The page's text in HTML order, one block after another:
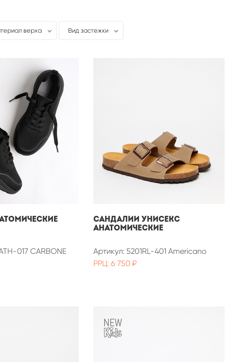
верха Вид застежки
017 CARBONE
Сандалии унисекс
анатомические
Артикул: 5201RL-401 Americano
РРЦ: 6 750 ₽